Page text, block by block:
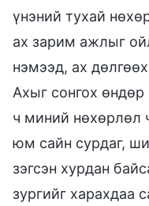
үнэний тухай
ах зарим ажлыг
нэмээд, ах
Ахыг сонгох өндөр
ч миний нөхөрлөл
юм сайн сурдаг,
зэгсэн хурдан
зургийг харахдаа